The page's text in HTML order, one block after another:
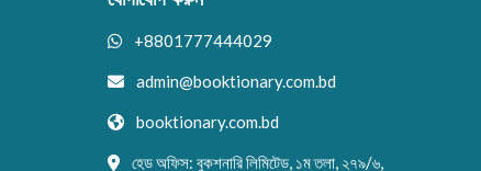
+8801777444029
admin@booktionary.com.bd
booktionary.com.bd
হেড অফিস: বুকশনারি লিমিটেড, ১ম তলা, ২৭৯/৬,